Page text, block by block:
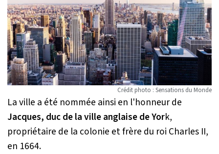
Crédit photo : Sensations du Monde
La ville a été nommée ainsi en l'honneur de
Jacques, duc de la ville anglaise de York,
propriétaire de la colonie et frère du roi Charles II,
en 1664.